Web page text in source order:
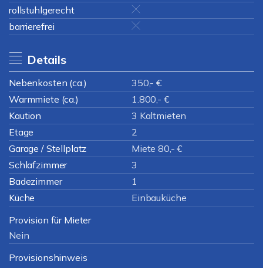
rollstuhlgerecht
barrierefrei
Details
Nebenkosten (ca.)
350,- €
Warmmiete (ca.)
1.800,- €
Kaution
3 Kaltmieten
Etage
2
Garage / Stellplatz
Miete 80,- €
Schlafzimmer
3
Badezimmer
1
Küche
Einbauküche
Provision für Mieter
Nein
Provisionshinweis